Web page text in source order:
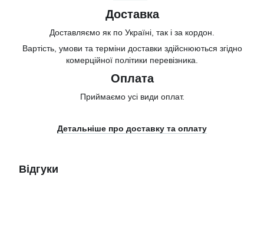
Доставка
Доставляємо як по Україні, так і за кордон.
Вартість, умови та терміни доставки здійснюються згідно
комерційної політики перевізника.
Оплата
Приймаємо усі види оплат.
Детальніше про доставку та оплату
Відгуки